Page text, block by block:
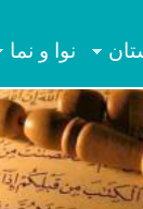
نوا و نما